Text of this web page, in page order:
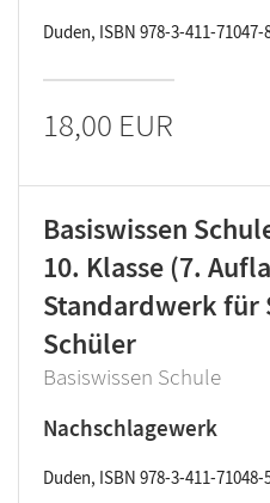
Duden, ISBN 978-3-411-71047-
18,00 EUR
Basiswissen
10. Klasse (7.
Standardwerk für
Schüler
Basiswissen Schule
Nachschlagewerk
Duden, ISBN 978-3-411-71048-